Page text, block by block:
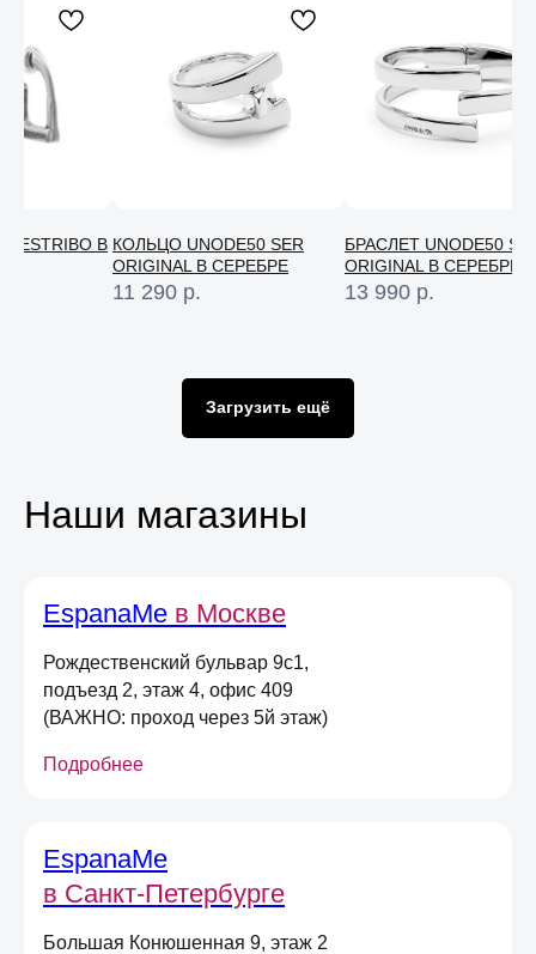
ESTRIBO В КОЛЬЦО UNODE50 SER
ORIGINAL В СЕРЕБРЕ
11 290 р.
БРАСЛЕТ UNODE50
ORIGINAL В СЕРЕБРЕ
13 990 р.
Загрузить ещё
Наши магазины
EspanaMe в Москве
Рождественский бульвар 9с1,
подъезд 2, этаж 4, офис 409
(ВАЖНО: проход через 5й этаж)
Подробнее
EspanaMe
в Санкт-Петербурге
Большая Конюшенная 9, этаж 2
Оставьте свою почту
*не действует при оплате в магазине,
долями или сертификатом
Даю согласие на получение
информационных и маркетинговых
(вы можете в любой момент отписаться
от рассылок)
Отправить
Консультация
вас по любому вопросу